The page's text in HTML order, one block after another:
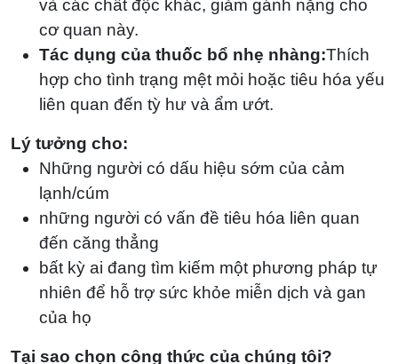
và các chất độc khác, giảm gánh nặng cho
cơ quan này.
Tác dụng của thuốc bổ nhẹ nhàng:Thích
hợp cho tình trạng mệt mỏi hoặc tiêu hóa yếu
liên quan đến tỳ hư và ẩm ướt.
Lý tưởng cho:
Những người có dấu hiệu sớm của cảm
lạnh/cúm
những người có vấn đề tiêu hóa liên quan
đến căng thẳng
bất kỳ ai đang tìm kiếm một phương pháp tự
nhiên để hỗ trợ sức khỏe miễn dịch và gan
của họ
Tại sao chọn công thức của chúng tôi?